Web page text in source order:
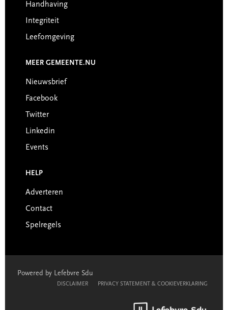
Handhaving
Integriteit
Leefomgeving
MEER GEMEENTE.NU
Nieuwsbrief
Facebook
Twitter
Linkedin
Events
HELP
Adverteren
Contact
Spelregels
Powered by Lefebvre Sdu
DISCLAIMER PRIVACY STATEMENT & COOKIEVERKLARING